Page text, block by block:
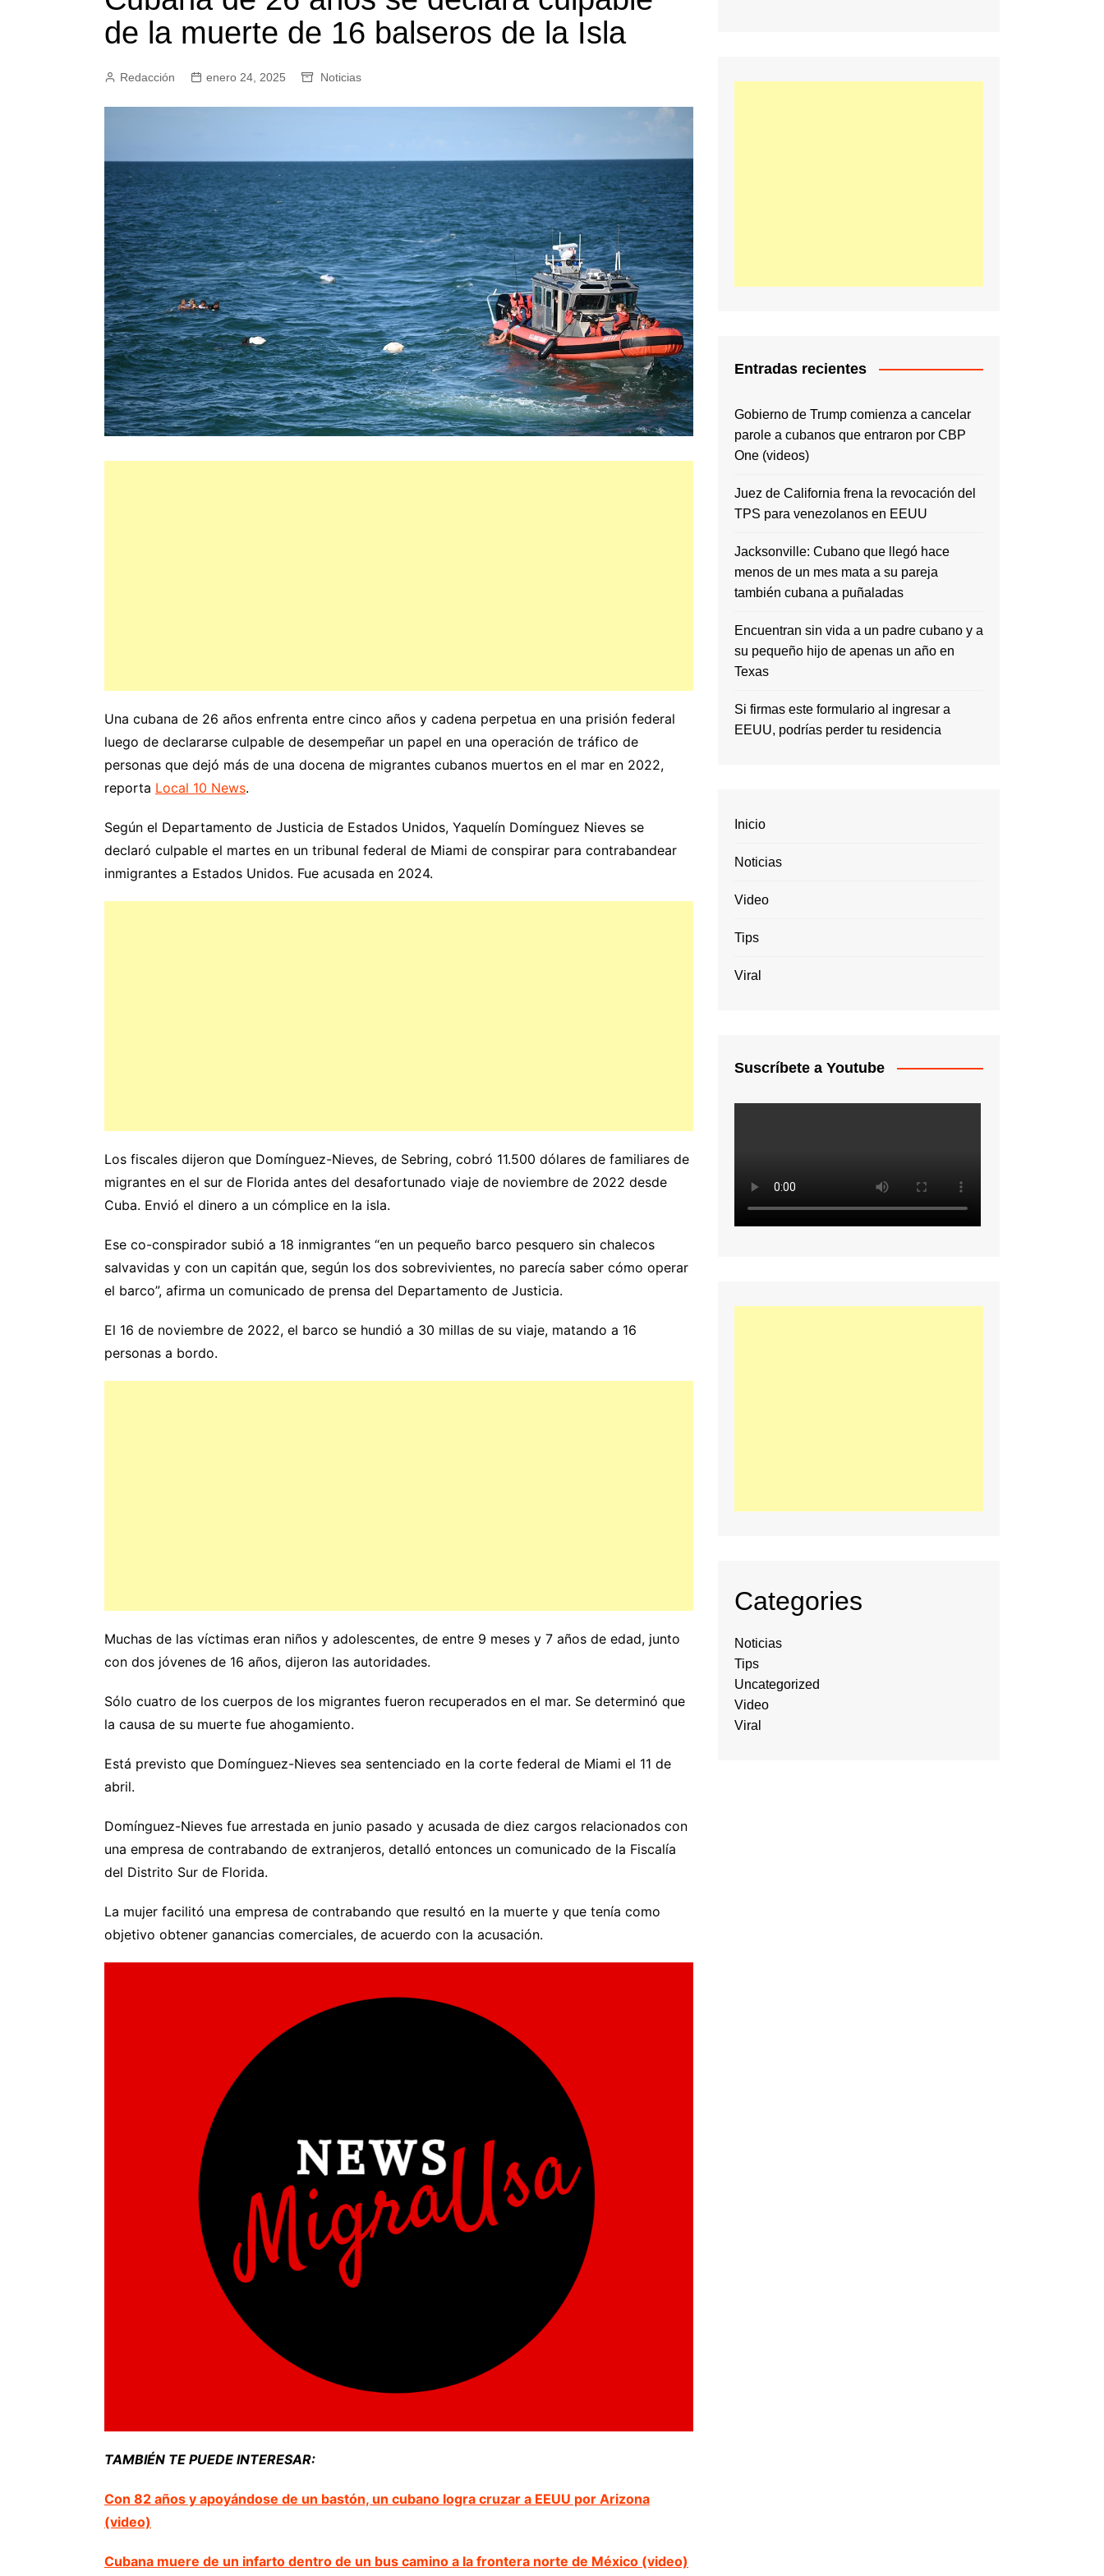
de la muerte de 16 balseros de la Isla
Redacción enero 24, 2025 Noticias
Una cubana de 26 años enfrenta entre cinco años y cadena perpetua en una prisión federal
luego de declararse culpable de desempeñar un papel en una operación de tráfico de
personas que dejó más de una docena de migrantes cubanos muertos en el mar en 2022,
reporta Local 10 News.
Según el Departamento de Justicia de Estados Unidos, Yaquelín Domínguez Nieves se
declaró culpable el martes en un tribunal federal de Miami de conspirar para contrabandear
inmigrantes a Estados Unidos. Fue acusada en 2024.
Los fiscales dijeron que Domínguez-Nieves, de Sebring, cobró 11.500 dólares de familiares de
migrantes en el sur de Florida antes del desafortunado viaje de noviembre de 2022 desde
Cuba. Envió el dinero a un cómplice en la isla.
Ese co-conspirador subió a 18 inmigrantes “en un pequeño barco pesquero sin chalecos
salvavidas y con un capitán que, según los dos sobrevivientes, no parecía saber cómo operar
el barco”, afirma un comunicado de prensa del Departamento de Justicia.
El 16 de noviembre de 2022, el barco se hundió a 30 millas de su viaje, matando a 16
personas a bordo.
Muchas de las víctimas eran niños y adolescentes, de entre 9 meses y 7 años de edad, junto
con dos jóvenes de 16 años, dijeron las autoridades.
Sólo cuatro de los cuerpos de los migrantes fueron recuperados en el mar. Se determinó que
la causa de su muerte fue ahogamiento.
Está previsto que Domínguez-Nieves sea sentenciado en la corte federal de Miami el 11 de
abril.
Domínguez-Nieves fue arrestada en junio pasado y acusada de diez cargos relacionados con
una empresa de contrabando de extranjeros, detalló entonces un comunicado de la Fiscalía
del Distrito Sur de Florida.
La mujer facilitó una empresa de contrabando que resultó en la muerte y que tenía como
objetivo obtener ganancias comerciales, de acuerdo con la acusación.
TAMBIÉN TE PUEDE INTERESAR:
Con 82 años y apoyándose de un bastón, un cubano logra cruzar a EEUU por Arizona
(video)
Cubana muere de un infarto dentro de un bus camino a la frontera norte de México (video)
Entradas recientes
Gobierno de Trump comienza a cancelar
parole a cubanos que entraron por CBP
One (videos)
Juez de California frena la revocación del
TPS para venezolanos en EEUU
Jacksonville: Cubano que llegó hace
menos de un mes mata a su pareja
también cubana a puñaladas
Encuentran sin vida a un padre cubano y a
su pequeño hijo de apenas un año en
Texas
Si firmas este formulario al ingresar a
EEUU, podrías perder tu residencia
Inicio
Noticias
Video
Tips
Viral
Suscríbete a Youtube
Categories
Noticias
Tips
Uncategorized
Video
Viral